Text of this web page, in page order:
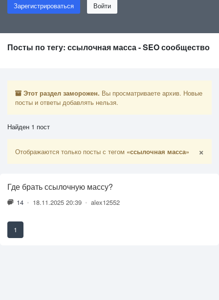
Зарегистрироваться Войти
Посты по тегу: ссылочная масса - SEO сообщество
Этот раздел заморожен. Вы просматриваете архив. Новые
посты и ответы добавлять нельзя.
Найден 1 пост
Отображаются только посты с тегом «ссылочная масса» ×
Где брать ссылочную массу?
14 • 18.11.2025 20:39 • alex12552
1